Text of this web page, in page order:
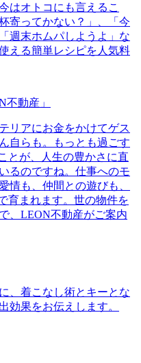
はオトコにも言えるこ
寄ってかない？」、「今
週末ホムパしようよ」な
える簡単レシピを人気料
動産」
リアにお金をかけてゲス
自らも。もっとも過ごす
とが、人生の豊かさに直
るのですね。仕事へのモ
情も、仲間との遊びも、
育まれます。世の物件を
、LEON不動産がご案内
、着こなし術とキーとな
効果をお伝えします。